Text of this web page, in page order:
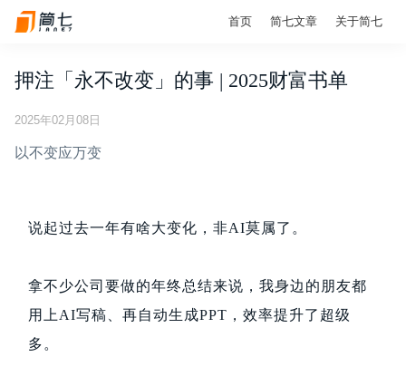
首页 简七文章 关于简七
押注「永不改变」的事 | 2025财富书单
2025年02月08日
以不变应万变
说起过去一年有啥大变化，非AI莫属了。
拿不少公司要做的年终总结来说，我身边的朋友都
用上AI写稿、再自动生成PPT，效率提升了超级
多。